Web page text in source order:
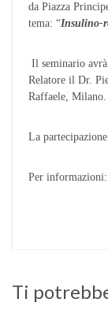
da Piazza
tema: “Insulino-
Il seminario
Relatore il Dr.
Raffaele, Milano.
La
Per
Ti